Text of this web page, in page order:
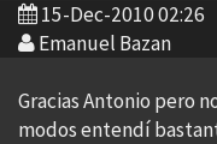
15-Dec-2010 02:26
Emanuel Bazan
Gracias Antonio pero
modos entendí